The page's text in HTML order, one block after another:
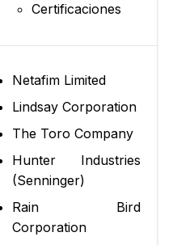
Certificaciones
Netafim Limited
Lindsay Corporation
The Toro Company
Hunter Industries
(Senninger)
Rain Bird
Corporation